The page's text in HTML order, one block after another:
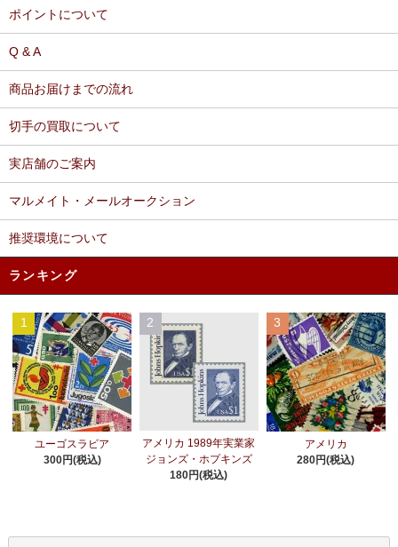
ポイントについて
Q & A
商品お届けまでの流れ
切手の買取について
実店舗のご案内
マルメイト・メールオークション
推奨環境について
ランキング
1
ユーゴスラビア
300円(税込)
2
アメリカ 1989年実業家
ジョンズ・ホプキンズ
180円(税込)
3
アメリカ
280円(税込)